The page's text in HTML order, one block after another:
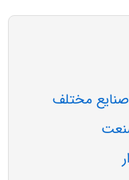
مختلف